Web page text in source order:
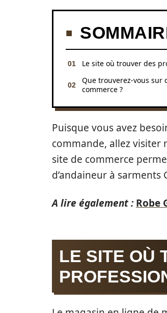
Le site où trouver des
Que trouverez-vous sur
commerce ?
Puisque vous avez
commande, allez visiter
site de commerce
d’andaineur à sarments
A lire également : Robe
LE SITE OÙ